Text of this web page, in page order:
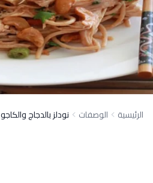
الرئيسية الوصفات نودلز بالدجاج والكاجو